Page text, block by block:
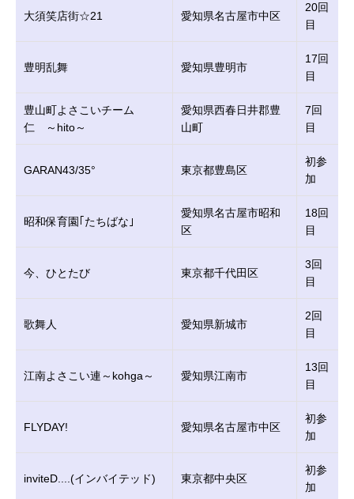
大須笑店街☆21 愛知県名古屋市中区
20回
目
豊明乱舞 愛知県豊明市
17回
目
豊山町よさこいチーム
仁 ～hito～
愛知県西春日井郡豊
山町
7回
目
GARAN43/35° 東京都豊島区
初参
加
昭和保育園｢たちばな｣
愛知県名古屋市昭和
区
18回
目
今、ひとたび 東京都千代田区
3回
目
歌舞人 愛知県新城市
2回
目
江南よさこい連～kohga～ 愛知県江南市
13回
目
FLYDAY! 愛知県名古屋市中区
初参
加
inviteD....(インバイテッド) 東京都中央区
初参
加